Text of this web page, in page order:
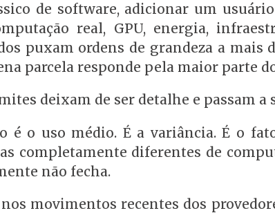
de software, adicionar um
real, GPU, energia,
puxam ordens de grandeza a mais
parcela responde pela maior parte
deixam de ser detalhe e passam
é o uso médio. É a variância. É o
completamente diferentes de
não fecha.
movimentos recentes dos